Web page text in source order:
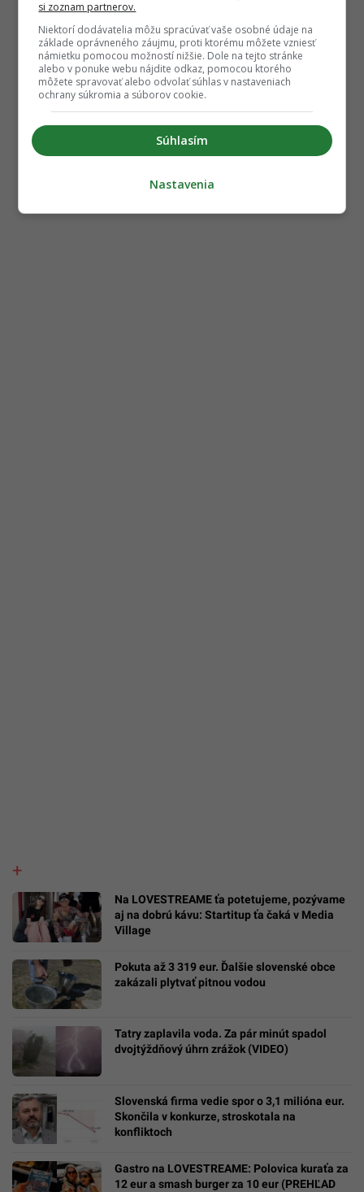
Na LOVESTREAME ťa potetujeme, pozývame
aj na dobrú kávu: Startitup ťa čaká v Media
Village
Pokuta až 3 319 eur. Ďalšie slovenské obce
zakázali plytvať pitnou vodou
Tatry zaplavila voda. Za pár minút spadol
dvojtýždňový úhrn zrážok (VIDEO)
Slovenská firma vedie spor o 3,1 milióna eur.
Skončila v konkurze, stroskotala na
konfliktoch
Gastro na LOVESTREAME: Polovica kuraťa za
12 eur a smash burger za 10 eur (PREHĽAD
si zoznam partnerov.
Niektorí dodávatelia môžu spracúvať vaše osobné údaje na
základe oprávneného záujmu, proti ktorému môžete vzniesť
námietku pomocou možností nižšie. Dole na tejto stránke
alebo v ponuke webu nájdite odkaz, pomocou ktorého
môžete spravovať alebo odvolať súhlas v nastaveniach
ochrany súkromia a súborov cookie.
Súhlasím
Nastavenia